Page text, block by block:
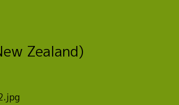
Zealand)